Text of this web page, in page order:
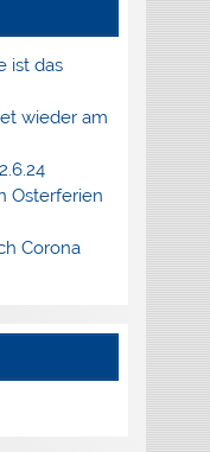
ist das
wieder am
Osterferien
Corona